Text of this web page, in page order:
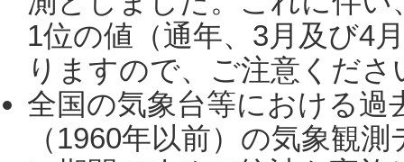
1位の値（通年、3月及び4
りますので、ご注意くだ
全国の気象台等における過
（1960年以前）の気象観